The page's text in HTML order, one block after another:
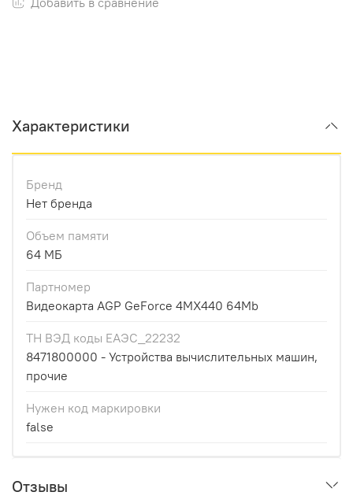
Характеристики
Бренд
Нет бренда
Объем памяти
64 МБ
Партномер
Видеокарта AGP GeForce 4MX440 64Mb
ТН ВЭД коды ЕАЭС_22232
8471800000 - Устройства вычислительных машин,
прочие
Нужен код маркировки
false
Отзывы